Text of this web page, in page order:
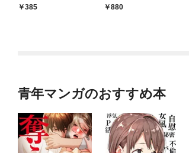
２８合併号
￥385
880
青年マンガのおすすめ本